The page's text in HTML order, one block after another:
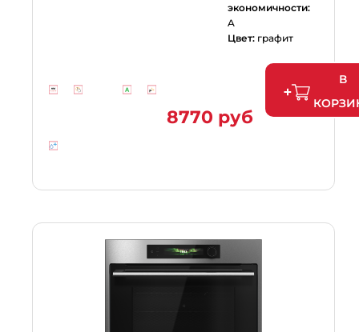
экономичности:
A
Цвет: графит
8770 руб
В